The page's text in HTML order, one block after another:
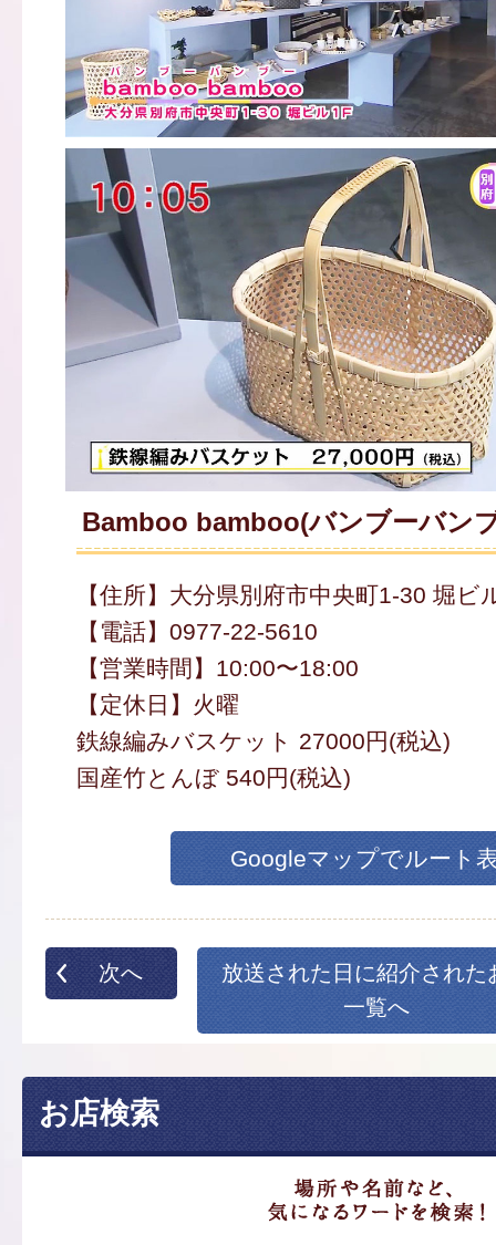
Bamboo bamboo(バンブーバン
【住所】大分県別府市中央町1-30 堀ビ
【電話】0977-22-5610
【営業時間】10:00〜18:00
【定休日】火曜
鉄線編みバスケット 27000円(税込)
国産竹とんぼ 540円(税込)
Googleマップでルート
次へ
放送された日に紹介された
一覧へ
お店検索